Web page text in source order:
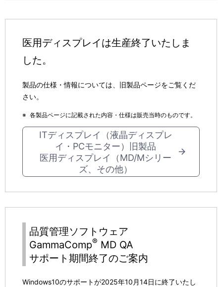
医用ディスプレイは生産終了いたしま
した。
製品の仕様・情報については、旧製品ページをご覧くだ
さい。
※ 各製品ページに記載された内容・仕様は販売当時のものです。
ITディスプレイ（液晶ディスプレ
イ・PCモニター）旧製品
医用ディスプレイ（MD/Mシリー
ズ、その他）
品質管理ソフトウェア
GammaComp® MD QA
サポート期間終了のご案内
Windows10のサポートが2025年10月14日に終了いたし